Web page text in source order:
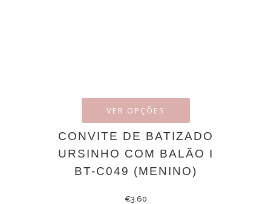
VER OPÇÕES
CONVITE DE BATIZADO
URSINHO COM BALÃO I
BT-C049 (MENINO)
€3.60